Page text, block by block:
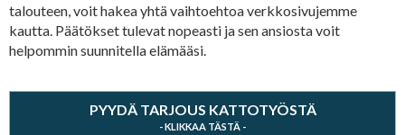
talouteen, voit hakea yhtä vaihtoehtoa verkkosivujemme
kautta. Päätökset tulevat nopeasti ja sen ansiosta voit
helpommin suunnitella elämääsi.
PYYDÄ TARJOUS KATTOTYÖSTÄ